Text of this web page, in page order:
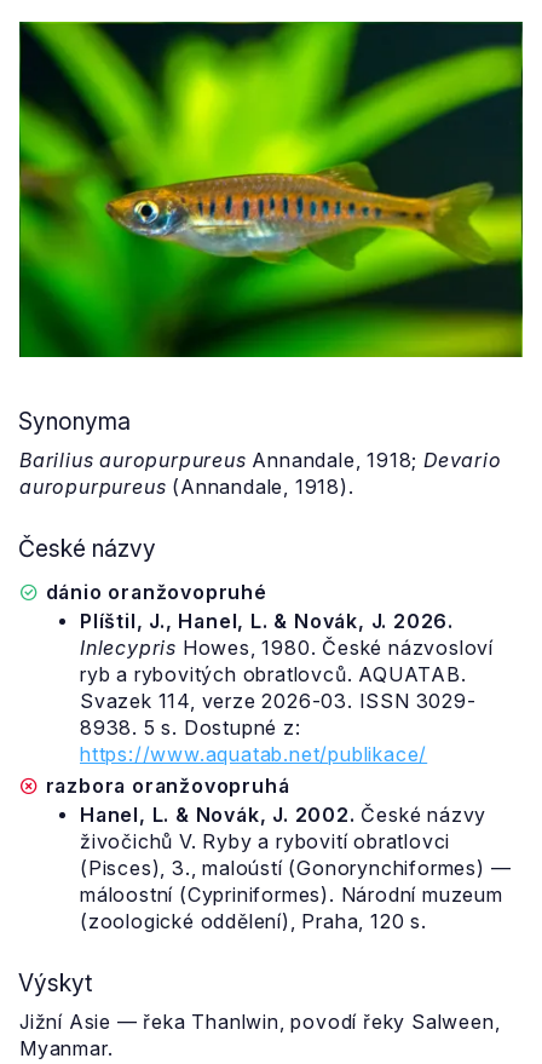
Synonyma
Barilius auropurpureus Annandale, 1918;Devario
auropurpureus (Annandale, 1918).
České názvy
dánio oranžovopruhé
Plíštil, J., Hanel, L. & Novák, J. 2026.
Inlecypris Howes, 1980. České názvosloví
ryb a rybovitých obratlovců. AQUATAB.
Svazek 114, verze 2026-03. ISSN 3029-
8938. 5 s. Dostupné z:
https://www.aquatab.net/publikace/
razbora oranžovopruhá
Hanel, L. & Novák, J. 2002. České názvy
živočichů V. Ryby a rybovití obratlovci
(Pisces), 3., maloústí (Gonorynchiformes) —
máloostní (Cypriniformes). Národní muzeum
(zoologické oddělení), Praha, 120 s.
Výskyt
Jižní Asie — řeka Thanlwin, povodí řeky Salween,
Myanmar.